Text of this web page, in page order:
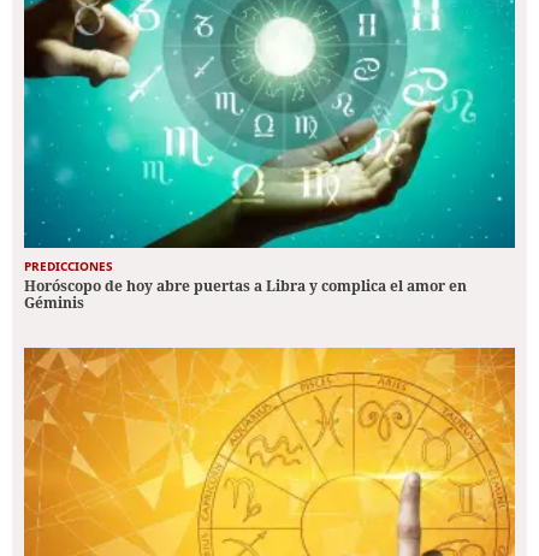
PREDICCIONES
Horóscopo de hoy abre puertas a Libra y complica el amor en
Géminis